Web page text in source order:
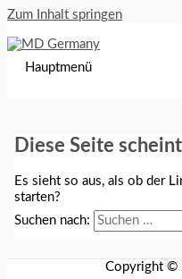
Zum Inhalt springen
Hauptmenü
Diese Seite
Es sieht so aus, als ob der
starten?
Suchen nach:
Copyright ©